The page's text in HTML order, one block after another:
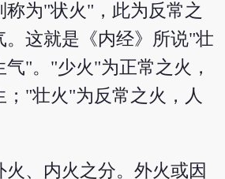
称为"状火"，此为反常之
。这就是《内经》所说"壮
"。"少火"为正常之火，
；"壮火"为反常之火，人
火、内火之分。外火或因